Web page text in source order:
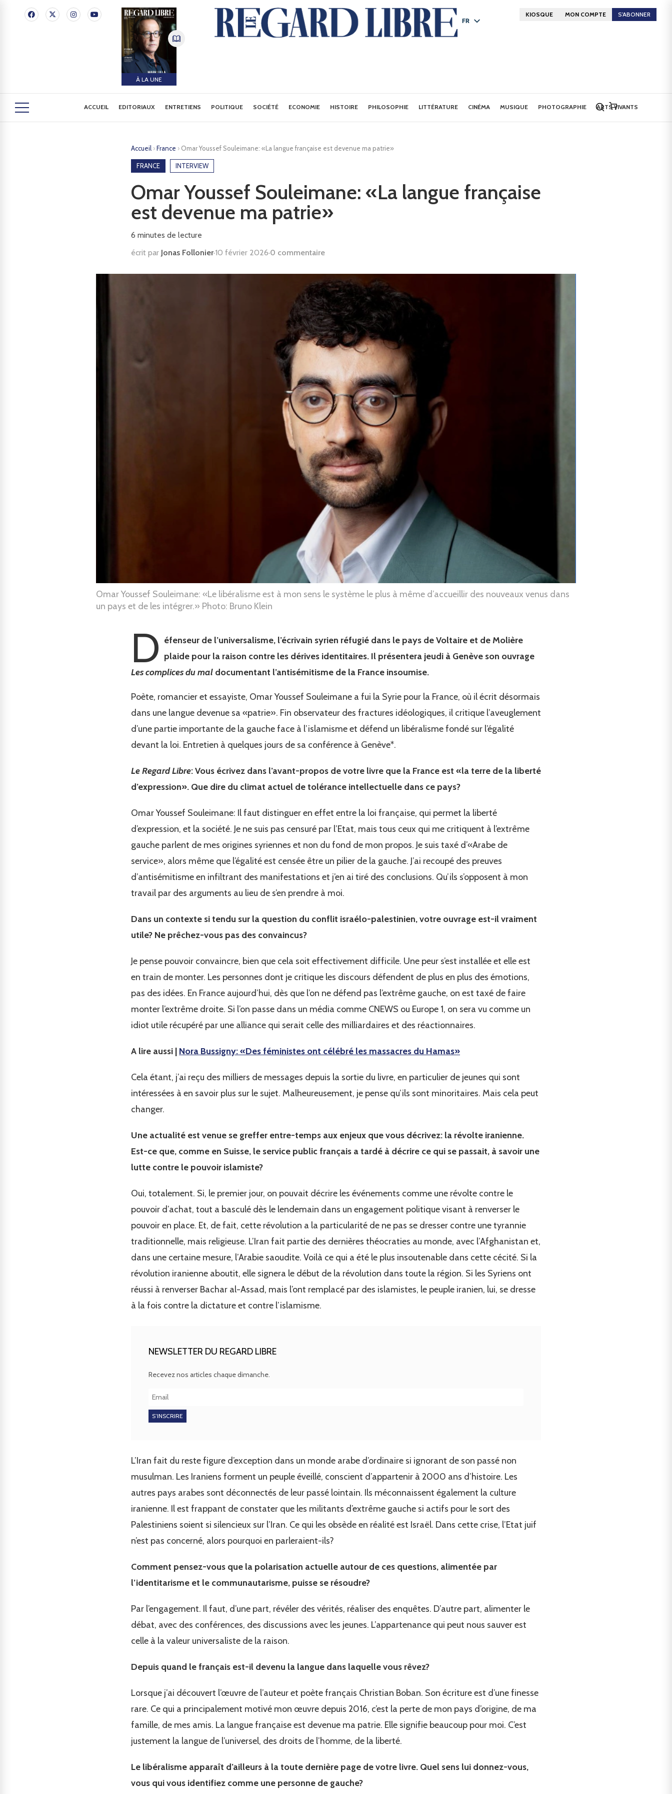
À LA UNE
FR
KIOSQUE MON COMPTE S'ABONNER
ACCUEIL EDITORIAUX ENTRETIENS POLITIQUE SOCIÉTÉ ECONOMIE HISTOIRE PHILOSOPHIE LITTÉRATURE CINÉMA MUSIQUE PHOTOGRAPHIE ARTS VIVANTS
Accueil ›France › Omar Youssef Souleimane: «La langue française est devenue ma patrie»
FRANCE INTERVIEW
Omar Youssef Souleimane: «La langue française
est devenue ma patrie»
6 minutes de lecture
écrit par Jonas Follonier·10 février 2026·0 commentaire
Omar Youssef Souleimane: «Le libéralisme est à mon sens le système le plus à même d’accueillir des nouveaux venus dans
un pays et de les intégrer.» Photo: Bruno Klein
D éfenseur de l’universalisme, l’écrivain syrien réfugié dans le pays de Voltaire et de Molière
plaide pour la raison contre les dérives identitaires. Il présentera jeudi à Genève son ouvrage
Les complices du mal documentant l’antisémitisme de la France insoumise.
Poète, romancier et essayiste, Omar Youssef Souleimane a fui la Syrie pour la France, où il écrit désormais
dans une langue devenue sa «patrie». Fin observateur des fractures idéologiques, il critique l’aveuglement
d’une partie importante de la gauche face à l’islamisme et défend un libéralisme fondé sur l’égalité
devant la loi. Entretien à quelques jours de sa conférence à Genève*.
Le Regard Libre: Vous écrivez dans l’avant-propos de votre livre que la France est «la terre de la liberté
d’expression». Que dire du climat actuel de tolérance intellectuelle dans ce pays?
Omar Youssef Souleimane: Il faut distinguer en effet entre la loi française, qui permet la liberté
d’expression, et la société. Je ne suis pas censuré par l’Etat, mais tous ceux qui me critiquent à l’extrême
gauche parlent de mes origines syriennes et non du fond de mon propos. Je suis taxé d’«Arabe de
service», alors même que l’égalité est censée être un pilier de la gauche. J’ai recoupé des preuves
d’antisémitisme en infiltrant des manifestations et j’en ai tiré des conclusions. Qu’ils s’opposent à mon
travail par des arguments au lieu de s’en prendre à moi.
Dans un contexte si tendu sur la question du conflit israélo-palestinien, votre ouvrage est-il vraiment
utile? Ne prêchez-vous pas des convaincus?
Je pense pouvoir convaincre, bien que cela soit effectivement difficile. Une peur s’est installée et elle est
en train de monter. Les personnes dont je critique les discours défendent de plus en plus des émotions,
pas des idées. En France aujourd’hui, dès que l’on ne défend pas l’extrême gauche, on est taxé de faire
monter l’extrême droite. Si l’on passe dans un média comme CNEWS ou Europe 1, on sera vu comme un
idiot utile récupéré par une alliance qui serait celle des milliardaires et des réactionnaires.
A lire aussi | Nora Bussigny: «Des féministes ont célébré les massacres du Hamas»
Cela étant, j’ai reçu des milliers de messages depuis la sortie du livre, en particulier de jeunes qui sont
intéressées à en savoir plus sur le sujet. Malheureusement, je pense qu’ils sont minoritaires. Mais cela peut
changer.
Une actualité est venue se greffer entre-temps aux enjeux que vous décrivez: la révolte iranienne.
Est-ce que, comme en Suisse, le service public français a tardé à décrire ce qui se passait, à savoir une
lutte contre le pouvoir islamiste?
Oui, totalement. Si, le premier jour, on pouvait décrire les événements comme une révolte contre le
pouvoir d’achat, tout a basculé dès le lendemain dans un engagement politique visant à renverser le
pouvoir en place. Et, de fait, cette révolution a la particularité de ne pas se dresser contre une tyrannie
traditionnelle, mais religieuse. L’Iran fait partie des dernières théocraties au monde, avec l’Afghanistan et,
dans une certaine mesure, l’Arabie saoudite. Voilà ce qui a été le plus insoutenable dans cette cécité. Si la
révolution iranienne aboutit, elle signera le début de la révolution dans toute la région. Si les Syriens ont
réussi à renverser Bachar al-Assad, mais l’ont remplacé par des islamistes, le peuple iranien, lui, se dresse
à la fois contre la dictature et contre l’islamisme.
NEWSLETTER DU REGARD LIBRE
Recevez nos articles chaque dimanche.
L’Iran fait du reste figure d’exception dans un monde arabe d’ordinaire si ignorant de son passé non
musulman. Les Iraniens forment un peuple éveillé, conscient d’appartenir à 2000 ans d’histoire. Les
autres pays arabes sont déconnectés de leur passé lointain. Ils méconnaissent également la culture
iranienne. Il est frappant de constater que les militants d’extrême gauche si actifs pour le sort des
Palestiniens soient si silencieux sur l’Iran. Ce qui les obsède en réalité est Israël. Dans cette crise, l’Etat juif
n’est pas concerné, alors pourquoi en parleraient-ils?
Comment pensez-vous que la polarisation actuelle autour de ces questions, alimentée par
l’identitarisme et le communautarisme, puisse se résoudre?
Par l’engagement. Il faut, d’une part, révéler des vérités, réaliser des enquêtes. D’autre part, alimenter le
débat, avec des conférences, des discussions avec les jeunes. L’appartenance qui peut nous sauver est
celle à la valeur universaliste de la raison.
Depuis quand le français est-il devenu la langue dans laquelle vous rêvez?
Lorsque j’ai découvert l’œuvre de l’auteur et poète français Christian Boban. Son écriture est d’une finesse
rare. Ce qui a principalement motivé mon œuvre depuis 2016, c’est la perte de mon pays d’origine, de ma
famille, de mes amis. La langue française est devenue ma patrie. Elle signifie beaucoup pour moi. C’est
justement la langue de l’universel, des droits de l’homme, de la liberté.
Le libéralisme apparaît d’ailleurs à la toute dernière page de votre livre. Quel sens lui donnez-vous,
vous qui vous identifiez comme une personne de gauche?